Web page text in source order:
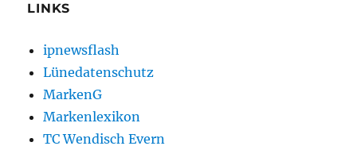
LINKS
ipnewsflash
Lünedatenschutz
MarkenG
Markenlexikon
TC Wendisch Evern